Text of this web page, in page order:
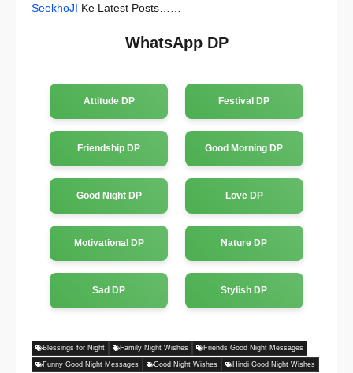
SeekhoJI Ke Latest Posts……
WhatsApp DP
Attitude DP Festival DP
Friendship DP Good Morning DP
Good Night DP Love DP
Motivational DP Nature DP
Sad DP Stylish DP
Blessings for Night Family Night Wishes Friends Good Night Messages
Funny Good Night Messages Good Night Wishes Hindi Good Night Wishes